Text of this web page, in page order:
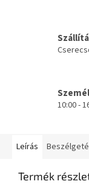
10:00 -
Leírás
Termék